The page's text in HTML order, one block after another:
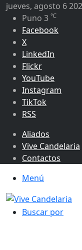
jueves, agosto 6
Puno 3 ℃
Facebook
X
LinkedIn
Flickr
YouTube
Instagram
TikTok
RSS
Aliados
Vive Candelaria
Contactos
Menú
Buscar por